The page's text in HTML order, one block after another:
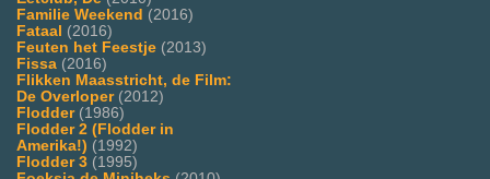
Familie Weekend (2016)
Fataal (2016)
Feuten het Feestje (2013)
Fissa (2016)
Flikken Maasstricht, de Film:
De Overloper(2012)
Flodder(1986)
Flodder 2 (Flodder in
Amerika!) (1992)
Flodder 3 (1995)